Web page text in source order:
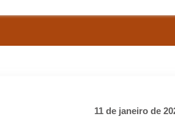
11 de janeiro de